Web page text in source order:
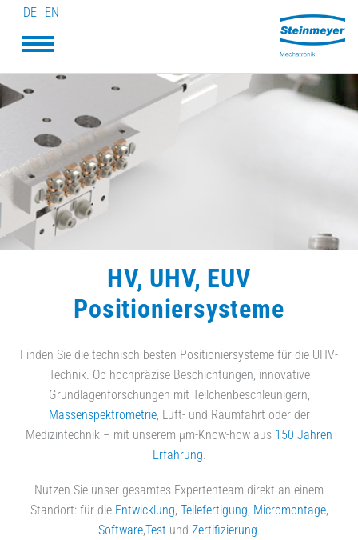
DE EN
HV, UHV, EUV
Positioniersysteme
Finden Sie die technisch besten Positioniersysteme für die UHV-
Technik. Ob hochpräzise Beschichtungen, innovative
Grundlagenforschungen mit Teilchenbeschleunigern,
Massenspektrometrie, Luft- und Raumfahrt oder der
Medizintechnik – mit unserem µm-Know-how aus 150 Jahren
Erfahrung
Nutzen Sie unser gesamtes Expertenteam direkt an einem
Standort: für die Entwicklung, Teilefertigung, Micromontage,
Software,Test und Zertifizierung